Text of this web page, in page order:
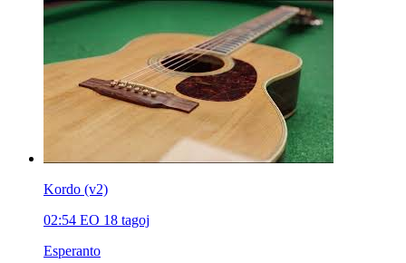
Kordo (v2)
02:54 EO 18 tagoj
Esperanto